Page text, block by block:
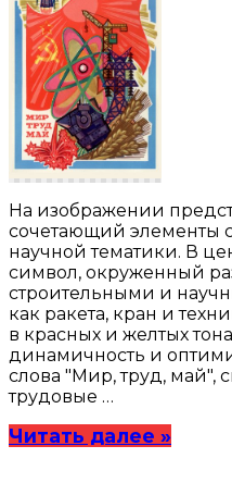
На изображении
сочетающий элементы
научной тематики. В
символ, окруженный
строительными и
как ракета, кран и
в красных и желтых
динамичность и
слова "Мир, труд,
трудовые …
Читать далее »